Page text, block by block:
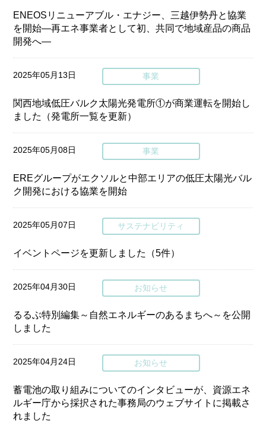
ENEOSリニューアブル・エナジー、三越伊勢丹と協業
を開始―再エネ事業者として初、共同で地域産品の商品
開発へ―
2025年05月13日 事業
関西地域低圧バルク太陽光発電所①が商業運転を開始し
ました（発電所一覧を更新）
2025年05月08日 事業
EREグループがエクソルと中部エリアの低圧太陽光バル
ク開発における協業を開始
2025年05月07日 サステナビリティ
イベントページを更新しました（5件）
2025年04月30日 お知らせ
るるぶ特別編集～自然エネルギーのあるまちへ～を公開
しました
2025年04月24日 お知らせ
蓄電池の取り組みについてのインタビューが、資源エネ
ルギー庁から採択された事務局のウェブサイトに掲載さ
れました